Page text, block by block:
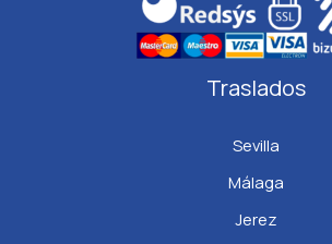
Traslados
Sevilla
Málaga
Jerez